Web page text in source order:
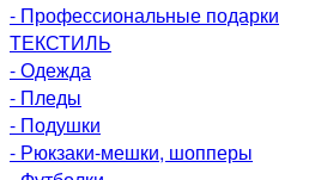
- Профессиональные подарки
ТЕКСТИЛЬ
- Одежда
- Пледы
- Подушки
- Рюкзаки-мешки, шопперы